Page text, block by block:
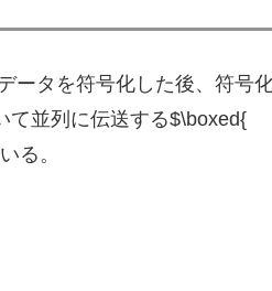
ータを符号化した後、符号
て並列に伝送する
る。